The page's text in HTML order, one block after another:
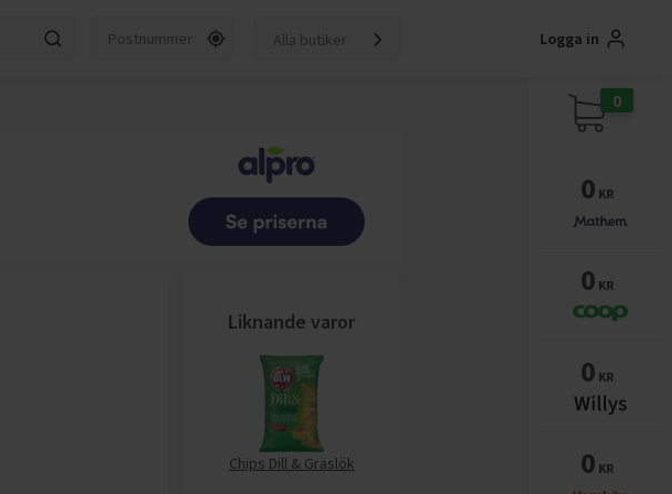
Alla butiker Logga in
Liknande varor
Chips Dill & Gräslök
0
0 KR
0 KR
0 KR
0 KR